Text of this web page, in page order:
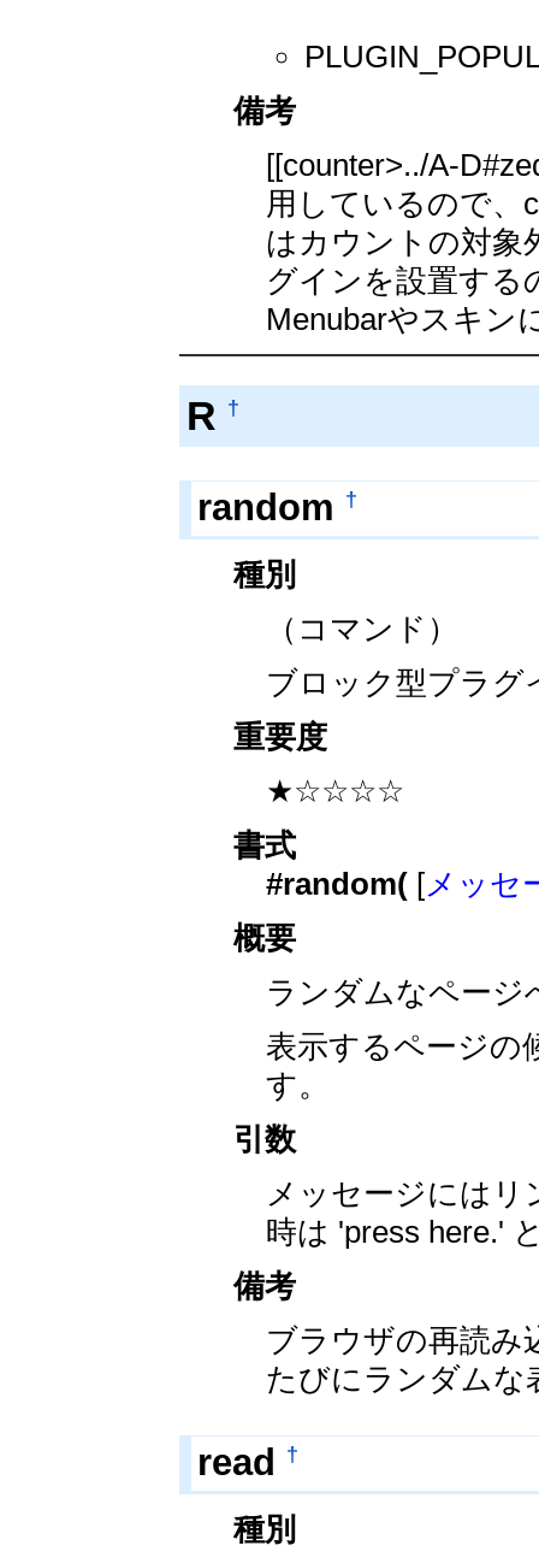
備考
[[counter>../A-
用しているので、
はカウントの対象
グインを設置する
Menubarやスキン
R †
random †
種別
（コマンド）
ブロック型プラグ
重要度
★☆☆☆☆
書式
#random( [メッセ
概要
ランダムなページ
表示するページの
す。
引数
メッセージにはリ
時は 'press here.'
備考
ブラウザの再読み
たびにランダムな
read †
種別